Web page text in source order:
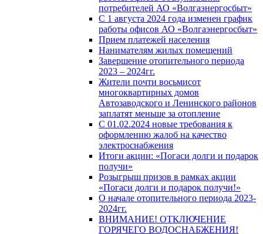
потребителей АО «Волгаэнергосбыт»
С 1 августа 2024 года изменен график
работы офисов АО «Волгаэнергосбыт»
Прием платежей населения
Нанимателям жилых помещений
Завершение отопительного периода
2023 – 2024гг.
Жители почти восьмисот
многоквартирных домов
Автозаводского и Ленинского районов
заплатят меньше за отопление
С 01.02.2024 новые требования к
оформлению жалоб на качество
электроснабжения
Итоги акции: «Погаси долги и подарок
получи»
Розыгрыш призов в рамках акции
«Погаси долги и подарок получи!»
О начале отопительного периода 2023-
2024гг.
ВНИМАНИЕ! ОТКЛЮЧЕНИЕ
ГОРЯЧЕГО ВОДОСНАБЖЕНИЯ!